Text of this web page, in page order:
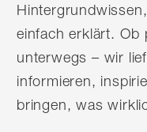
einfach erklärt. Ob
unterwegs – wir
informieren,
bringen, was